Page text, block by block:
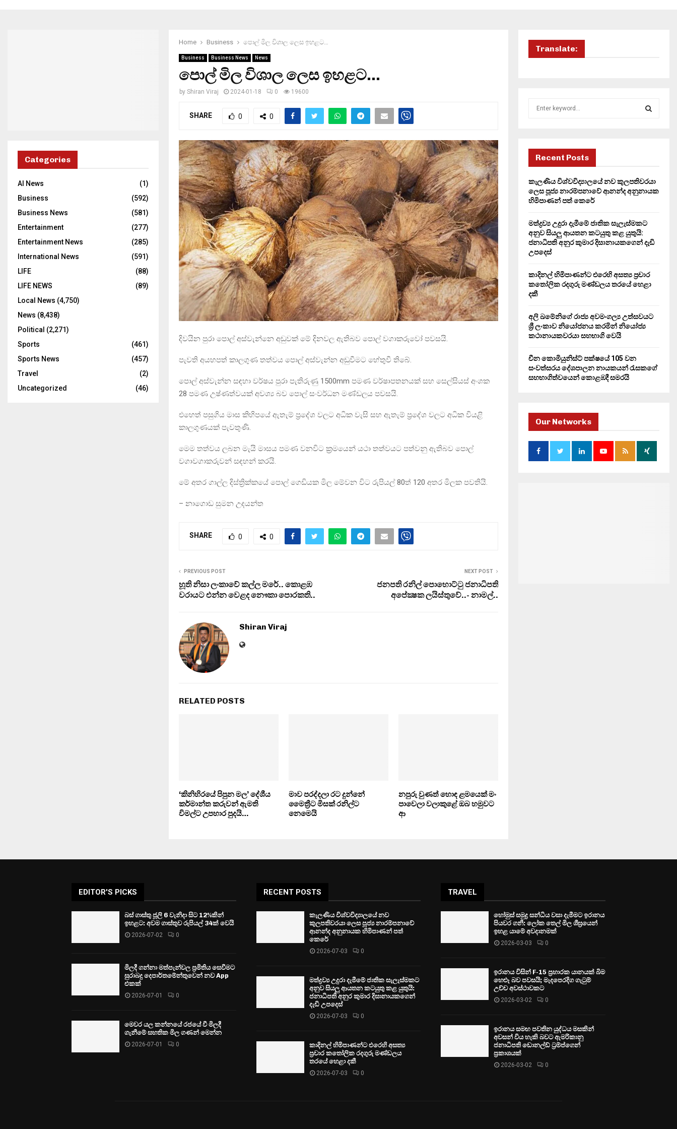
Home Business පොල් මිල විශාල ලෙස ඉහළට…
Business Business News News
පොල් මිල විශාල ලෙස ඉහළට…
by Shiran Viraj 2024-01-18 0 19600
SHARE 0 0
දිවයින පුරා පොල් අස්වැන්නෙ අඩුවක් මේ දිනවල ඇතිබව පොල් වගාකරුවෝ පවසයි.
පැවති අයහපත් කාලගුණ තත්වය පොල් අස්වැන්න අඩුවීමට හේතුවී තිබේ.
පොල් අස්වැන්න සඳහා වර්ෂය පුරා පැතිරුණු 1500mm පමණ වර්ෂාපතනයක් සහ සෙල්සියස් අංශක
28 පමණ උෂ්ණත්වයක් අවශ්‍ය බව පොල් සංවර්ධන මණ්ඩලය පවසයි.
එහෙත් පසුගිය මාස කිහිපයේ ඇතැම් ප්‍රදේශ වලට අධික වැසි සහ ඇතැම් ප්‍රදේශ වලට අධික වියළි
කාලගුණයක් පැවතුණි.
මෙම තත්වය ලබන මැයි මාසය පමණ වනවිට ක්‍රමයෙන් යථා තත්වයට පත්වනු ඇතිබව පොල්
වගාවගාකරුවන් සඳහන් කරයි.
මේ අතර ගාල්ල දිස්ත්‍රික්කයේ පොල් ගෙඩියක මිල මේවන විට රුපියල් 80ත් 120 අතර මිලක පවතියි.
– නාගොඩ සුමන උදයන්ත
SHARE 0 0
PREVIOUS POST
හූති නිසා ලංකාවේ කල්ල මරේ.. කොළඹ
වරායට එන්න වෙළද නෞකා පොරකති..
NEXT POST
ජනපති රනිල් පොහොට්ටු ජනාධිපති
අපේක්‍ෂක ලයිස්තුවේ..- නාමල්..
Shiran Viraj
RELATED POSTS
‘කිනිහිරයේ පිපුන මල’ දේශීය
කර්මාන්ත කරුවන් ඇමති
විමල්ට උපහාර පුදයි…
මාව පරද්දලා රට දුන්නේ
මෛත්‍රීට මිසක් රනිල්ට
නෙමෙයි
නපුරු වුණත් හොඳ ළමයෙක් මං
පාවෙලා වලාකුළේ ඔබ හමුවට
ආ
Categories
AI News
(1)
Business
(592)
Business News
(581)
Entertainment
(277)
Entertainment News
(285)
International News
(591)
LIFE
(88)
LIFE NEWS
(89)
Local News (4,750)
News (8,438)
Political (2,271)
Sports
(461)
Sports News
(457)
Travel
(2)
Uncategorized
(46)
Translate:
f
r
:
R
Recent Posts
කැලණිය විශ්වවිද්‍යාලයේ නව කුලපතිවරයා
ලෙස පූජ්‍ය නාරම්පනාවේ ආනන්ද අනුනායක
හිමිපාණන් පත් කෙරේ
මත්ද්‍රව්‍ය උදුරා දැමීමේ ජාතික සැලැස්මකට
අනුව සියලු ආයතන කටයුතු කළ යුතුයි:
ජනාධිපති අනුර කුමාර දිසානායකගෙන් දැඩි
උපදෙස්
කාදිනල් හිමිපාණන්ට එරෙහි අසත්‍ය ප්‍රචාර
කතෝලික රදගුරු මණ්ඩලය තරයේ හෙළා
දකී
අලි ඛමේනිගේ රාජ්‍ය අවමංගල්‍ය උත්සවයට
ශ්‍රී ලංකාව නියෝජනය කරමින් නියෝජ්‍ය
කථානායකවරයා සහභාගි වෙයි
චීන කොමියුනිස්ට් පක්ෂයේ 105 වන
සංවත්සරය දේශපාලන නායකයන් රැසකගේ
සහභාගිත්වයෙන් කොළඹදී සමරයි
Our Networks
EDITOR'S PICKS
බස් ගාස්තු ජූලි 6 වැනිදා සිට 12%කින්
ඉහළට: අවම ගාස්තුව රුපියල් 34ක් වෙයි
2026-07-02 0
මිලදී ගන්නා මත්පැන්වල ප්‍රමිතිය සෙවීමට
සුරාබදු දෙපාර්තමේන්තුවෙන් නව App
එකක්
2026-07-01 0
මෙවර යල කන්නයේ රජයේ වී මිලදී
ගැනීමේ සහතික මිල ගණන් මෙන්න
2026-07-01 0
RECENT POSTS
කැලණිය විශ්වවිද්‍යාලයේ නව
කුලපතිවරයා ලෙස පූජ්‍ය නාරම්පනාවේ
ආනන්ද අනුනායක හිමිපාණන් පත්
කෙරේ
2026-07-03 0
මත්ද්‍රව්‍ය උදුරා දැමීමේ ජාතික සැලැස්මකට
අනුව සියලු ආයතන කටයුතු කළ යුතුයි:
ජනාධිපති අනුර කුමාර දිසානායකගෙන්
දැඩි උපදෙස්
2026-07-03 0
කාදිනල් හිමිපාණන්ට එරෙහි අසත්‍ය
ප්‍රචාර කතෝලික රදගුරු මණ්ඩලය
තරයේ හෙළා දකී
2026-07-03 0
TRAVEL
හෝමුස් සමුද්‍ර සන්ධිය වසා දැමීමට ඉරානය
පියවර ගනී: ලෝක තෙල් මිල ශීඝ්‍රයෙන්
ඉහළ යාමේ අවදානමක්
2026-03-03 0
ඉරානය විසින් F-15 ප්‍රහාරක යානයක් බිම
හෙළූ බව පවසයි; මැදපෙරදිග ගැටුම්
උච්ච අවස්ථාවකට
2026-03-02 0
ඉරානය සමඟ පවතින යුද්ධය මසකින්
අවසන් විය හැකි බවට ඇමරිකානු
ජනාධිපති ඩොනල්ඩ් ට්‍රම්ප්ගෙන්
ප්‍රකාශයක්
2026-03-02 0